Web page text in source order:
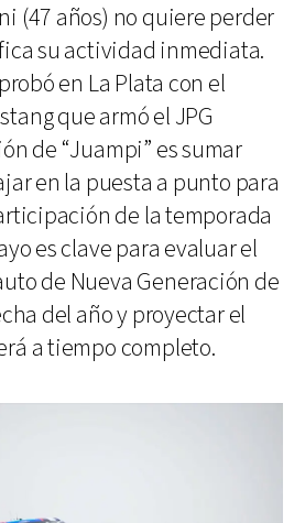
(47 años) no quiere perder
su actividad inmediata.
en La Plata con el
que armó el JPG
de “Juampi” es sumar
en la puesta a punto para
de la temporada
es clave para evaluar el
de Nueva Generación de
del año y proyectar el
a tiempo completo.